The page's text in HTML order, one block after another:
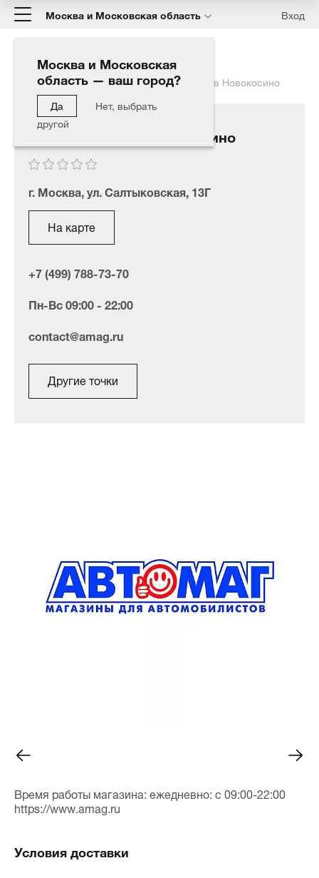
Москва и Московская область
Москва и Московская
область — ваш город?
Да
Нет, выбрать
другой
Вход
Главная Наши дилеры AGA АВТОМАГ в Новокосино
AGA АВТОМАГ в Новокосино
г. Москва, ул. Салтыковская, 13Г
На карте
+7 (499) 788-73-70
Пн-Вс 09:00 - 22:00
contact@amag.ru
Другие точки
Время работы магазина: ежедневно: с 09:00-22:00
https://www.amag.ru
Условия доставки